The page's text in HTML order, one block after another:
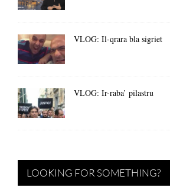
VLOG: Il-qrara bla sigriet
VLOG: Ir-raba’ pilastru
LOOKING FOR SOMETHING?